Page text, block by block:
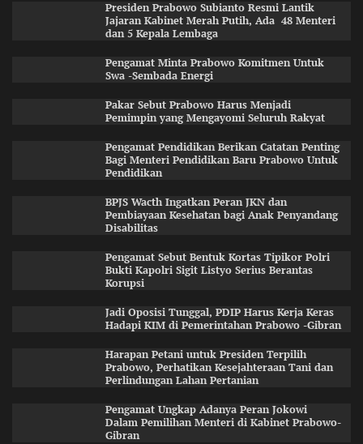
Presiden Prabowo Subianto Resmi Lantik
Jajaran Kabinet Merah Putih, Ada 48 Menteri
dan 5 Kepala Lembaga
Pengamat Minta Prabowo Komitmen Untuk
Swa -Sembada Energi
Pakar Sebut Prabowo Harus Menjadi
Pemimpin yang Mengayomi Seluruh Rakyat
Pengamat Pendidikan Berikan Catatan Penting
Bagi Menteri Pendidikan Baru Prabowo Untuk
Pendidikan
BPJS Wacth Ingatkan Peran JKN dan
Pembiayaan Kesehatan bagi Anak Penyandang
Disabilitas
Pengamat Sebut Bentuk Kortas Tipikor Polri
Bukti Kapolri Sigit Listyo Serius Berantas
Korupsi
Jadi Oposisi Tunggal, PDIP Harus Kerja Keras
Hadapi KIM di Pemerintahan Prabowo -Gibran
Harapan Petani untuk Presiden Terpilih
Prabowo, Perhatikan Kesejahteraan Tani dan
Perlindungan Lahan Pertanian
Pengamat Ungkap Adanya Peran Jokowi
Dalam Pemilihan Menteri di Kabinet Prabowo-
Gibran